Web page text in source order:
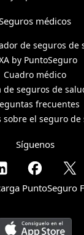
médicos
de seguros de
by PuntoSeguro
Cuadro médico
de seguros de
frecuentes
sobre el seguro de
Síguenos
PuntoSeguro